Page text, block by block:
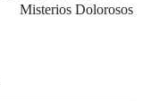
Misterios Dolorosos